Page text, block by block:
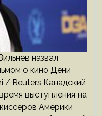
назвал
о кино Дени
/ Reuters Канадский
выступления на
Америки